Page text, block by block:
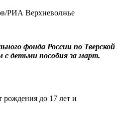
РИА Верхневолжье
фонда России по Тверской
с детьми пособия за март.
рождения до 17 лет и